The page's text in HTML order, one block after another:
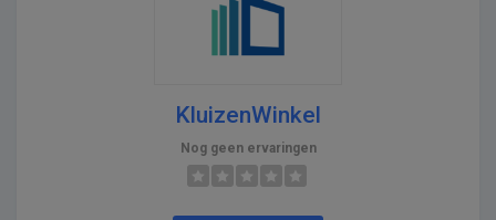
KluizenWinkel
Nog geen ervaringen